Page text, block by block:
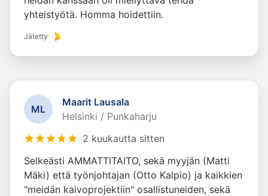
yhteistyötä. Homma hoidettiin.
Jätetty
ML
Maarit Lausala
Helsinki / Punkaharju
2 kuukautta sitten
Selkeästi AMMATTITAITO, sekä myyjän (Matti
Mäki) että työnjohtajan (Otto Kalpio) ja kaikkien
"meidän kaivoprojektiin" osallistuneiden, sekä